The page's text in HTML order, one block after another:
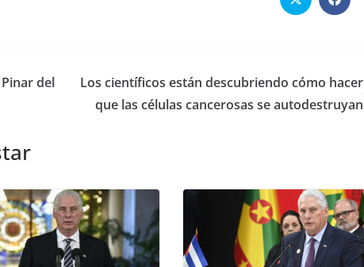
del
Los científicos están descubriendo cómo hacer
que las células cancerosas se autodestruyan